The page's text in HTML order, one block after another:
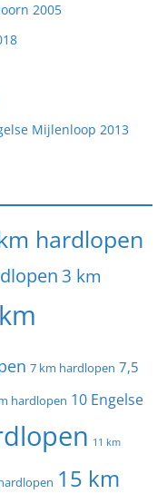
2005
Mijlenloop 2013
hardlopen
3 km
7 km hardlopen 7,5
hardlopen 10 Engelse
11 km
15 km